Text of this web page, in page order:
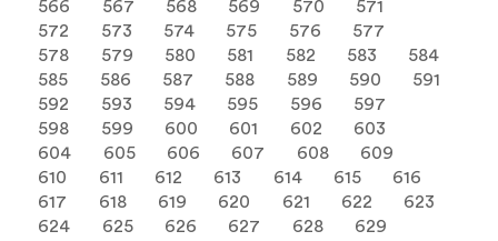
566
567 568 569 570
571
572
573 574 575 576
577
578
579 580 581 582 583
584
585
586 587 588 589 590
591
592
593 594 595 596
597
598
599 600 601 602
603
604
605 606 607 608
609
610
611 612 613 614 615
616
617
618 619 620 621 622
623
624
625 626 627 628
629